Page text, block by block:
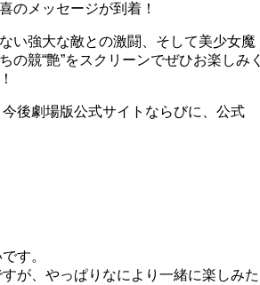
のメッセージが到着！
い強大な敵との激闘、そして美少女魔
の競“艶”をスクリーンでぜひお楽しみく
後劇場版公式サイトならびに、公式
す。
が、やっぱりなにより一緒に楽しみた